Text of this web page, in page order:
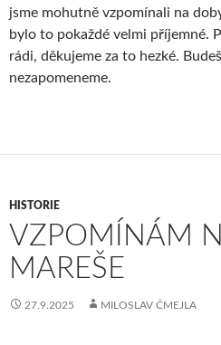
jsme mohutně vzpomínali na
bylo to pokaždé velmi příjemné.
rádi, děkujeme za to hezké.
nezapomeneme.
HISTORIE
VZPOMÍNÁM
MAREŠE
27.9.2025 MILOSLAV ČMEJLA